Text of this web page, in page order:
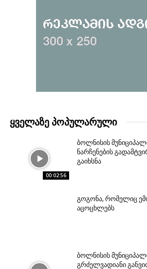
ᲧᲕᲔᲚᲐᲖᲔ ᲞᲝᲞᲣᲚᲐᲠᲣᲚᲘ
00:02:56
ბოლნისის
ნარჩენების
გაიხსნა
გოგონა, რომელიც
აცოცხლებს
ბოლნისის
გრძელვადიანი